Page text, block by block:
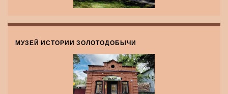
МУЗЕЙ ИСТОРИИ ЗОЛОТОДОБЫЧИ